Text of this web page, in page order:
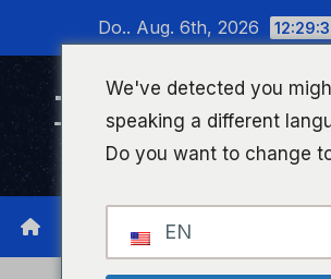
wechseln
Do.. Aug. 6th, 2026
Timeline Bad
Infonetzwerk für Bad
We've detected you
speaking a different
Do you want to change
EN